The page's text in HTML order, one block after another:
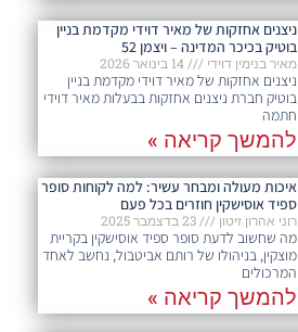
ניצנים אחזקות של מאיר דוידי מקדמת בניין
בוטיק בכיכר המדינה – ויצמן 52
מאיר בנימין דוידי
ניצנים אחזקות של מאיר דוידי מקדמת בניין
בוטיק חברת ניצנים אחזקות בבעלות מאיר דוידי
חתמה
להמשך קריאה »
איכות מעולה ומבחר עשיר: למה לקוחות סופר
ספיד אוסישקין חוזרים בכל פעם​
רוני אהרון זיטון
מה שחשוב לדעת סופר ספיד אוסישקין בקריית
מוצקין, בניהולו של רותם אביטבול, נחשב לאחד
המרכולים
להמשך קריאה »